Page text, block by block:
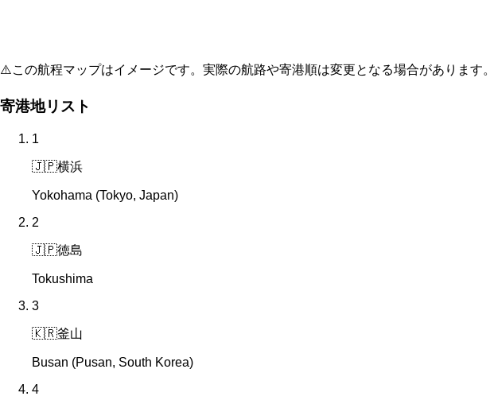
⚠️この航程マップはイメージです。実際の航路や寄港順は変更となる場合があります。
寄港地リスト
1
🇯🇵横浜
Yokohama (Tokyo, Japan)
2
🇯🇵徳島
Tokushima
3
🇰🇷釜山
Busan (Pusan, South Korea)
4